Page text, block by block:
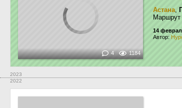
4 1184
Астана,
Маршрут
14
Автор:
2023
2022